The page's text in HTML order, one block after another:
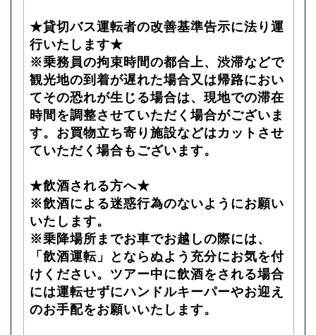
★貸切バス運転者の改善基準告示に法り運
行いたします★
※乗務員の拘束時間の都合上、渋滞などで
観光地の到着が遅れた場合又は帰路におい
てその恐れが生じる場合は、現地での滞在
時間を調整させていただく場合がございま
す。お買物立ち寄り施設などはカットさせ
ていただく場合もございます。
★飲酒される方へ★
※飲酒による迷惑行為のないようにお願い
いたします。
※乗降場所までお車でお越しの際には、
「飲酒運転」とならぬよう充分にお気を付
けください。ツアー中に飲酒をされる場合
には運転せずにハンドルキーパーやお迎え
のお手配をお願いいたします。